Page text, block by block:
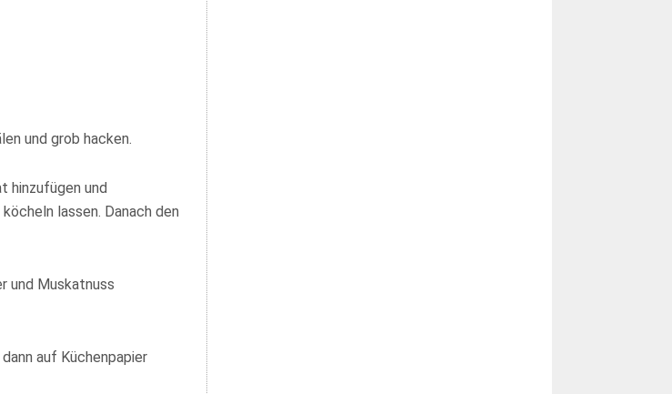
und grob hacken.
hinzufügen und
lassen. Danach den
und Muskatnuss
auf Küchenpapier